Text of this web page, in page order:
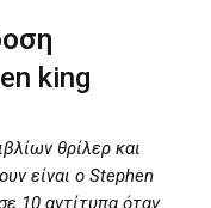
king
θρίλερ και
είναι ο Stephen
10 αντίτυπα όταν